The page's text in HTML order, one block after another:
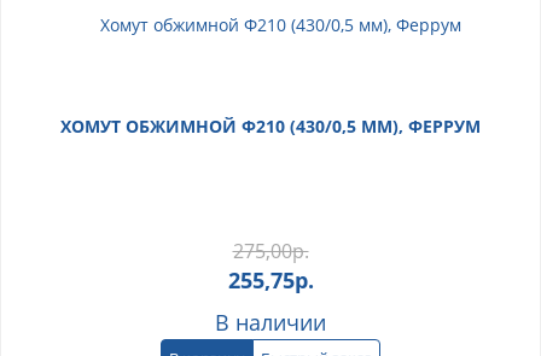
ХОМУТ ОБЖИМНОЙ Ф210 (430/0,5 ММ), ФЕРРУМ
275,00р.
255,75р.
В наличии